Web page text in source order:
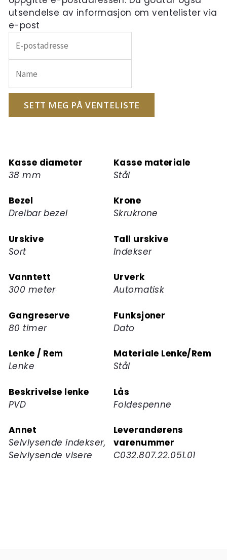
utsendelse av informasjon om ventelister via
e-post
inn
e-
postadressen
din
ventelisten
for
produktet
SETT MEG PÅ VENTELISTE
Kasse diameter
38 mm
Kasse materiale
Stål
Bezel
Dreibar bezel
Krone
Skrukrone
Urskive
Sort
Tall urskive
Indekser
Vanntett
300 meter
Urverk
Automatisk
Gangreserve
80 timer
Funksjoner
Dato
Lenke / Rem
Lenke
Materiale Lenke/Rem
Stål
Beskrivelse lenke
PVD
Lås
Foldespenne
Annet
Selvlysende indekser,
Selvlysende visere
Leverandørens
varenummer
C032.807.22.051.01